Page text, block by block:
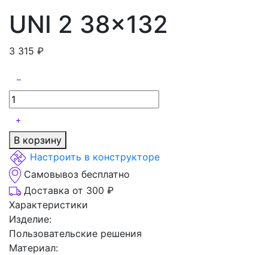
UNI 2 38×132
3 315 ₽
В корзину
Настроить в конструкторе
Самовывоз бесплатно
Доставка от 300 ₽
Характеристики
Изделие:
Пользовательские решения
Материал: